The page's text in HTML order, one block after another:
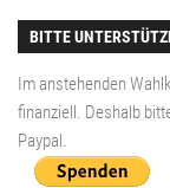
BITTE
Im anstehenden
finanziell. Deshalb
Paypal.